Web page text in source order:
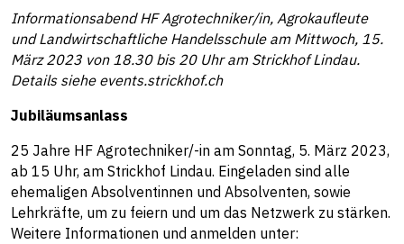
Informationsabend HF Agrotechniker/in, Agrokaufleute
und Landwirtschaftliche Handelsschule am Mittwoch, 15.
März 2023 von 18.30 bis 20 Uhr am Strickhof Lindau.
Details siehe events.strickhof.ch
Jubiläumsanlass
25 Jahre HF Agrotechniker/-in am Sonntag, 5. März 2023,
ab 15 Uhr, am Strickhof Lindau. Eingeladen sind alle
ehemaligen Absolventinnen und Absolventen, sowie
Lehrkräfte, um zu feiern und um das Netzwerk zu stärken.
Weitere Informationen und anmelden unter: